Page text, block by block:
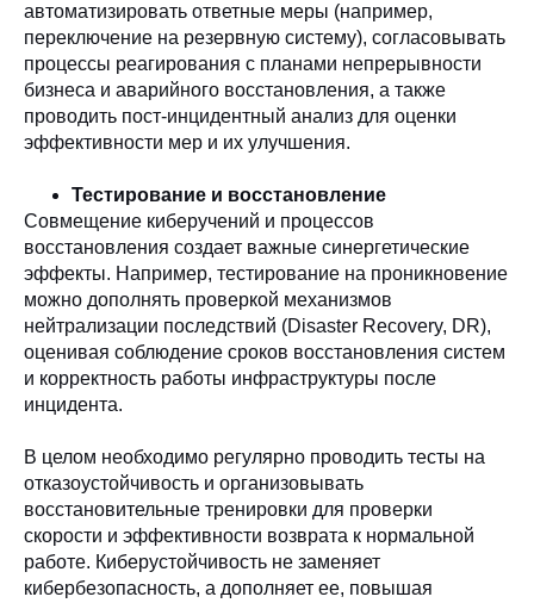
автоматизировать ответные меры (например,
переключение на резервную систему), согласовывать
процессы реагирования с планами непрерывности
бизнеса и аварийного восстановления, а также
проводить пост-инцидентный анализ для оценки
эффективности мер и их улучшения.
Тестирование и восстановление
Совмещение киберучений и процессов
восстановления создает важные синергетические
эффекты. Например, тестирование на проникновение
можно дополнять проверкой механизмов
нейтрализации последствий (Disaster Recovery, DR),
оценивая соблюдение сроков восстановления систем
и корректность работы инфраструктуры после
инцидента.
В целом необходимо регулярно проводить тесты на
отказоустойчивость и организовывать
восстановительные тренировки для проверки
скорости и эффективности возврата к нормальной
работе. Киберустойчивость не заменяет
кибербезопасность, а дополняет ее, повышая